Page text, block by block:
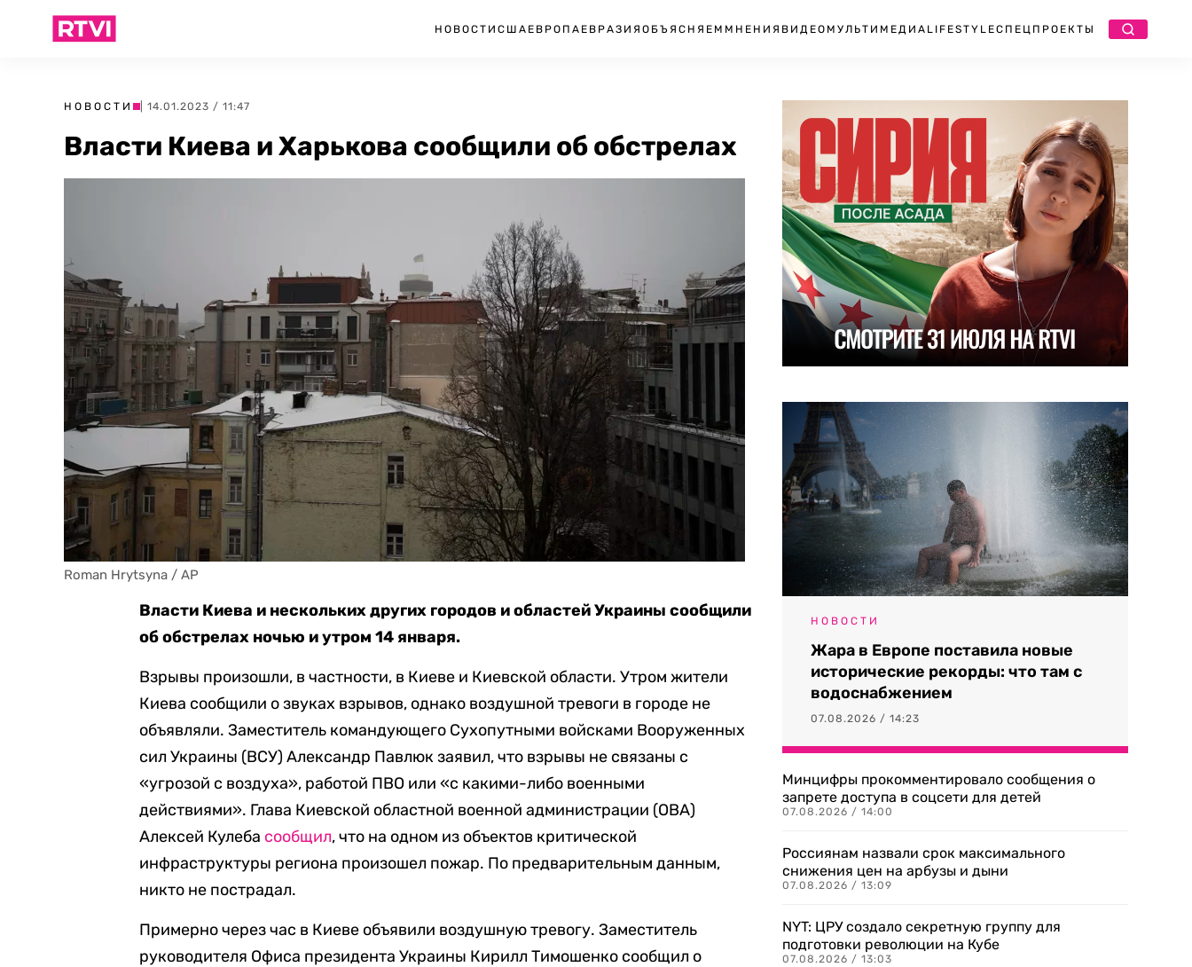
НОВОСТИ США ЕВРОПА ЕВРАЗИЯ ОБЪЯСНЯЕМ МНЕНИЯ ВИДЕО МУЛЬТИМЕДИА LIFESTYLEСПЕЦПРОЕКТЫ
НОВОСТИ | 14.01.2023 / 11:47
Власти Киева и Харькова сообщили об обстрелах
Roman Hrytsyna / AP
Власти Киева и нескольких других городов и областей Украины сообщили
об обстрелах ночью и утром 14 января.
Взрывы произошли, в частности, в Киеве и Киевской области. Утром жители
Киева сообщили о звуках взрывов, однако воздушной тревоги в городе не
объявляли. Заместитель командующего Сухопутными войсками Вооруженных
сил Украины (ВСУ) Александр Павлюк заявил, что взрывы не связаны с
«угрозой с воздуха», работой ПВО или «с какими-либо военными
действиями». Глава Киевской областной военной администрации (ОВА)
Алексей Кулеба сообщил, что на одном из объектов критической
инфраструктуры региона произошел пожар. По предварительным данным,
никто не пострадал.
Примерно через час в Киеве объявили воздушную тревогу. Заместитель
руководителя Офиса президента Украины Кирилл Тимошенко сообщил о
НОВОСТИ
Жара в Европе поставила новые
исторические рекорды: что там с
водоснабжением
07.08.2026 / 14:23
Минцифры прокомментировало сообщения о
запрете доступа в соцсети для детей
07.08.2026 / 14:00
Россиянам назвали срок максимального
снижения цен на арбузы и дыни
07.08.2026 / 13:09
NYT: ЦРУ создало секретную группу для
подготовки революции на Кубе
07.08.2026 / 13:03